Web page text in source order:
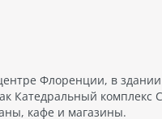
Флоренции, в
Катедральный
кафе и магазины.